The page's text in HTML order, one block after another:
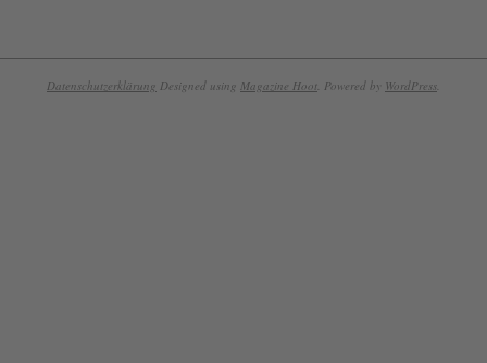
Datenschutzerklärung Designed using Magazine Hoot. Powered by WordPress.